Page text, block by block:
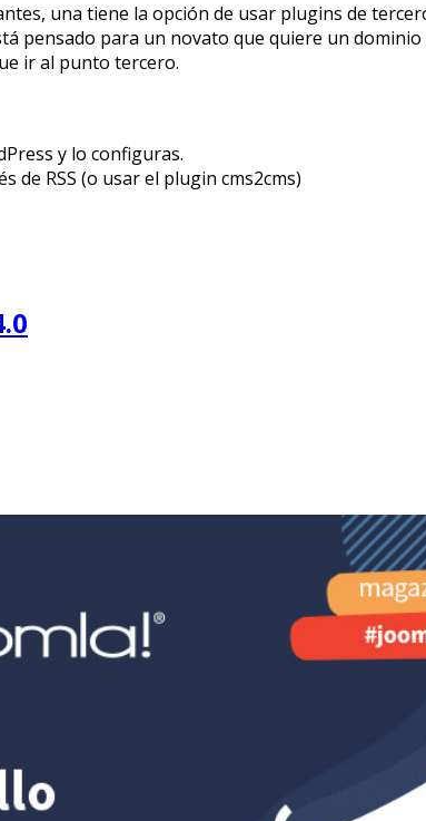
una tiene la opción de usar plugins de
pensado para un novato que quiere un
ir al punto tercero.
y lo configuras.
de RSS (o usar el plugin cms2cms)